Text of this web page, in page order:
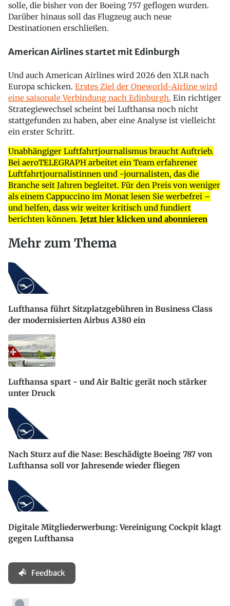
solle, die bisher von der Boeing 757 geflogen wurden.
Darüber hinaus soll das Flugzeug auch neue
Destinationen erschließen.
American Airlines startet mit Edinburgh
Und auch American Airlines wird 2026 den XLR nach
Europa schicken. Erstes Ziel der Oneworld-Airline wird
eine saisonale Verbindung nach Edinburgh. Ein richtiger
Strategiewechsel scheint bei Lufthansa noch nicht
stattgefunden zu haben, aber eine Analyse ist vielleicht
ein erster Schritt.
Unabhängiger Luftfahrtjournalismus braucht Auftrieb.
Bei aeroTELEGRAPH arbeitet ein Team erfahrener
Luftfahrtjournalistinnen und -journalisten, das die
Branche seit Jahren begleitet. Für den Preis von weniger
als einem Cappuccino im Monat lesen Sie werbefrei –
und helfen, dass wir weiter kritisch und fundiert
berichten können. Jetzt hier klicken und abonnieren
Mehr zum Thema
Lufthansa führt Sitzplatzgebühren in Business Class
der modernisierten Airbus A380 ein
Lufthansa spart - und Air Baltic gerät noch stärker
unter Druck
Nach Sturz auf die Nase: Beschädigte Boeing 787 von
Lufthansa soll vor Jahresende wieder fliegen
Digitale Mitgliederwerbung: Vereinigung Cockpit klagt
gegen Lufthansa
Feedback